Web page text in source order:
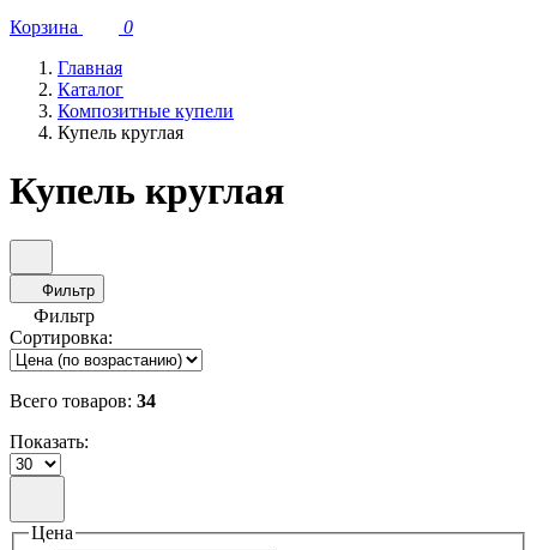
Корзина
0
Главная
Каталог
Композитные купели
Купель круглая
Купель круглая
Фильтр
Фильтр
Сортировка:
Всего товаров: 34
Показать:
Цена